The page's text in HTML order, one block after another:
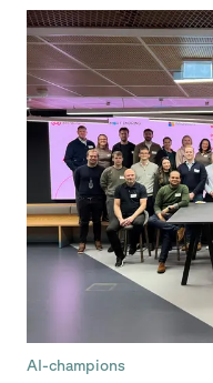
AI-champions